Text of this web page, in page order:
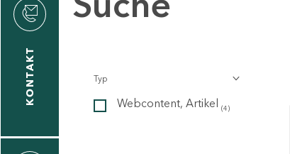
KONTAKT Typ
Webcontent, Artikel (4)